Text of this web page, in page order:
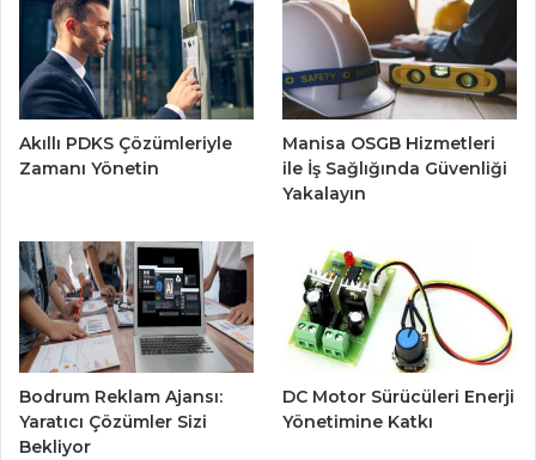
Akıllı PDKS Çözümleriyle
Zamanı Yönetin
Manisa OSGB Hizmetleri
ile İş Sağlığında Güvenliği
Yakalayın
Bodrum Reklam Ajansı:
Yaratıcı Çözümler Sizi
Bekliyor
DC Motor Sürücüleri Enerji
Yönetimine Katkı